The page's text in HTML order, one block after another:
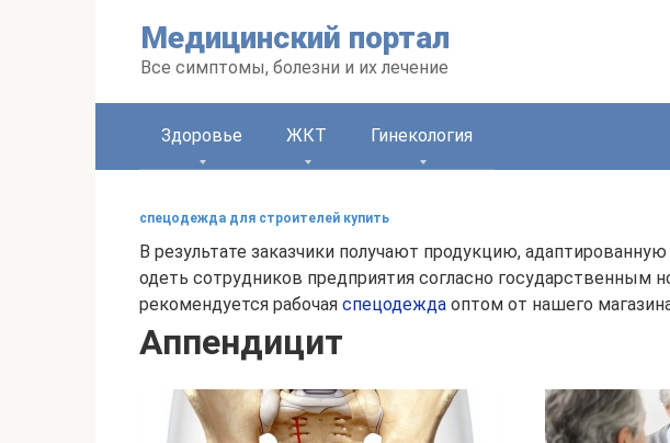
Медицинский портал
Все симптомы, болезни и их лечение
Здоровье ЖКТ Гинекология
спецодежда для строителей купить
В результате заказчики получают продукцию,
одеть сотрудников предприятия согласно
рекомендуется рабочая спецодежда оптом от нашего
Аппендицит